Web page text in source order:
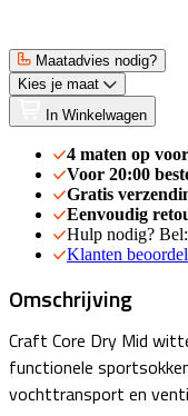
Maatadvies nodig?
Kies je maat
In Winkelwagen
4 maten op
Voor 20:00
Gratis
Eenvoudig
Hulp nodig? Bel:
Klanten
Omschrijving
Craft Core Dry Mid
functionele
vochttransport en